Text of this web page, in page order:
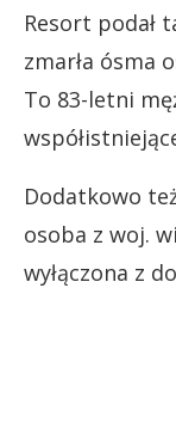
Resort podał
zmarła ósma
To 83-letni
Dodatkowo
osoba z woj.
wyłączona z